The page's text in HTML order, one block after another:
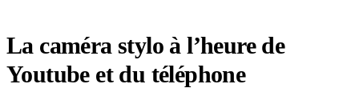
La caméra stylo à l’heure de
Youtube et du téléphone